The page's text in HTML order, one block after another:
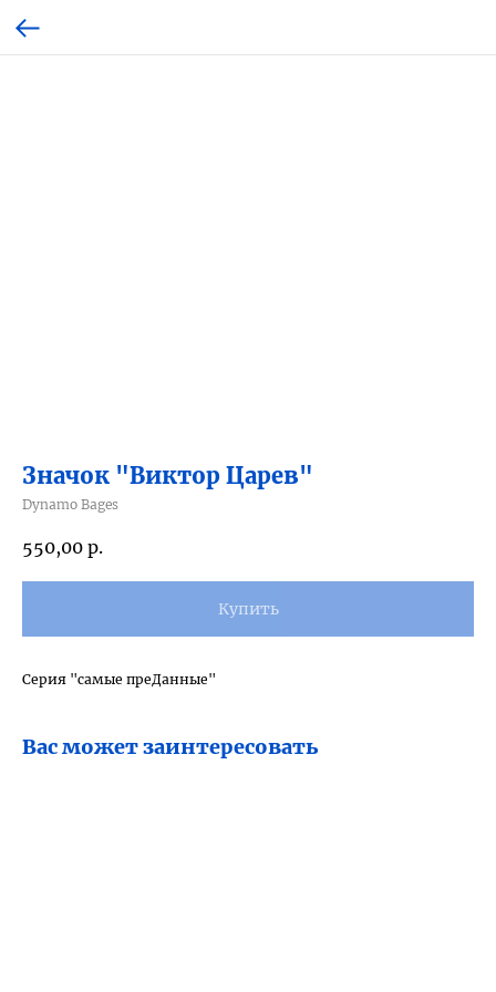
Значок "Виктор Царев"
Dynamo Bages
550,00 р.
Купить
Серия "самые преДанные"
Вас может заинтересовать